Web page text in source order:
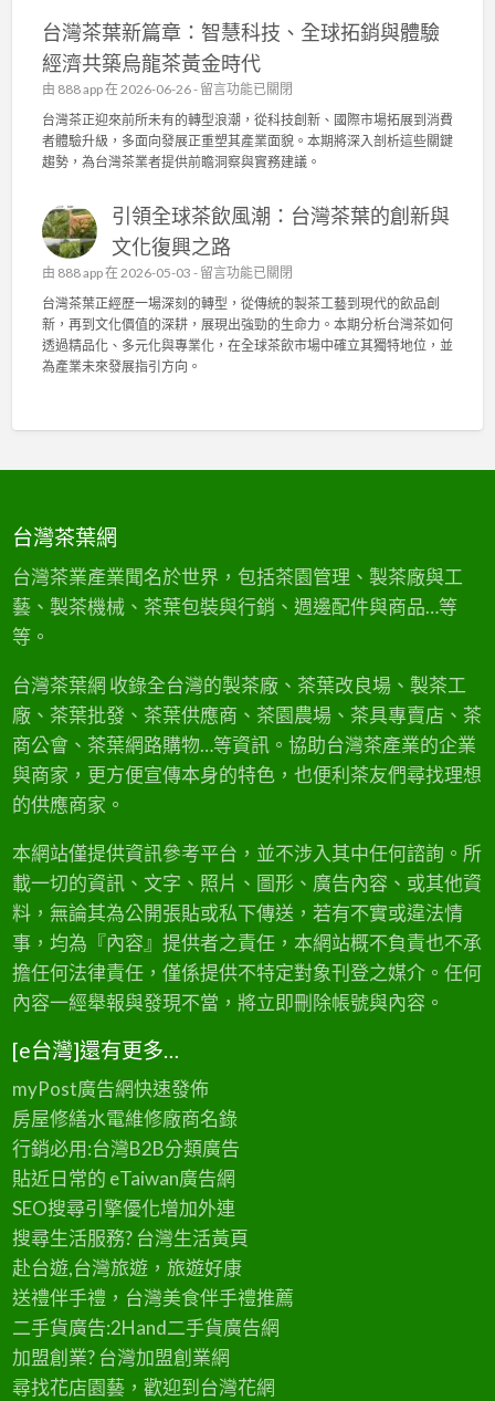
，
成
就
頂
級
茶
葉
供
應
商
〉
中
年
老
茶
競
賽
佳
績
專
業
茶
葉
發
供
應
級
〉
中
2
0
2
6
東
方
美
賽
茶
批
發
：
台
灣
王
的
〉
中
台灣茶葉新篇章：智慧科技、全球拓銷與體驗
經濟共築烏龍茶黃金時代
由 888 app在 2026-06-26 - 在
〈
台
灣
茶
新
篇
章
：
智
慧
科
銷
濟
築
茶
黃
金
時
〉
留言功能已關閉
台灣茶正迎來前所未有的轉型浪潮，從科技創新、國際市場拓展到消費
者體驗升級，多面向發展正重塑其產業面貌。本期將深入剖析這些關鍵
趨勢，為台灣茶業者提供前瞻洞察與實務建議。
引領全球茶飲風潮：台灣茶葉的創新與
文化復興之路
由 888 app在 2026-05-03 - 在
〈
引
領
全
葉
的
創
化
復
之
路
留言功能已關閉
台灣茶葉正經歷一場深刻的轉型，從傳統的製茶工藝到現代的飲品創
新，再到文化價值的深耕，展現出強勁的生命力。本期分析台灣茶如何
透過精品化、多元化與專業化，在全球茶飲市場中確立其獨特地位，並
為產業未來發展指引方向。
台灣茶葉網
台灣茶業產業聞名於世界，包括茶園管理、製茶廠與工
藝、製茶機械、茶葉包裝與行銷、週邊配件與商品…等
等。
台灣茶葉網 收錄全台灣的製茶廠、茶葉改良場、製茶工
廠、茶葉批發、茶葉供應商、茶園農場、茶具專賣店、茶
商公會、茶葉網路購物…等資訊。協助台灣茶產業的企業
與商家，更方便宣傳本身的特色，也便利茶友們尋找理想
的供應商家。
本網站僅提供資訊參考平台，並不涉入其中任何諮詢。所
載一切的資訊、文字、照片、圖形、廣告內容、或其他資
料，無論其為公開張貼或私下傳送，若有不實或違法情
事，均為『內容』提供者之責任，本網站概不負責也不承
擔任何法律責任，僅係提供不特定對象刊登之媒介。任何
內容一經舉報與發現不當，將立即刪除帳號與內容。
[e台灣]還有更多…
myPost廣告網快速發佈
房屋修繕水電維修廠商名錄
行銷必用:台灣B2B分類廣告
貼近日常的 eTaiwan廣告網
SEO搜尋引擎優化增加外連
搜尋生活服務? 台灣生活黃頁
赴台遊,台灣旅遊，旅遊好康
送禮伴手禮，台灣美食伴手禮推薦
二手貨廣告:2Hand二手貨廣告網
加盟創業? 台灣加盟創業網
尋找花店園藝，歡迎到 台灣花網